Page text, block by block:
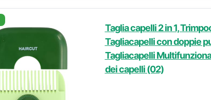
Taglia capelli 2 in 1,
Tagliacapelli con doppie
Tagliacapelli
dei capelli (02)